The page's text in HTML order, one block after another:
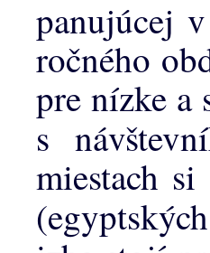
panujúcej
ročného
pre nízke a
s
miestach